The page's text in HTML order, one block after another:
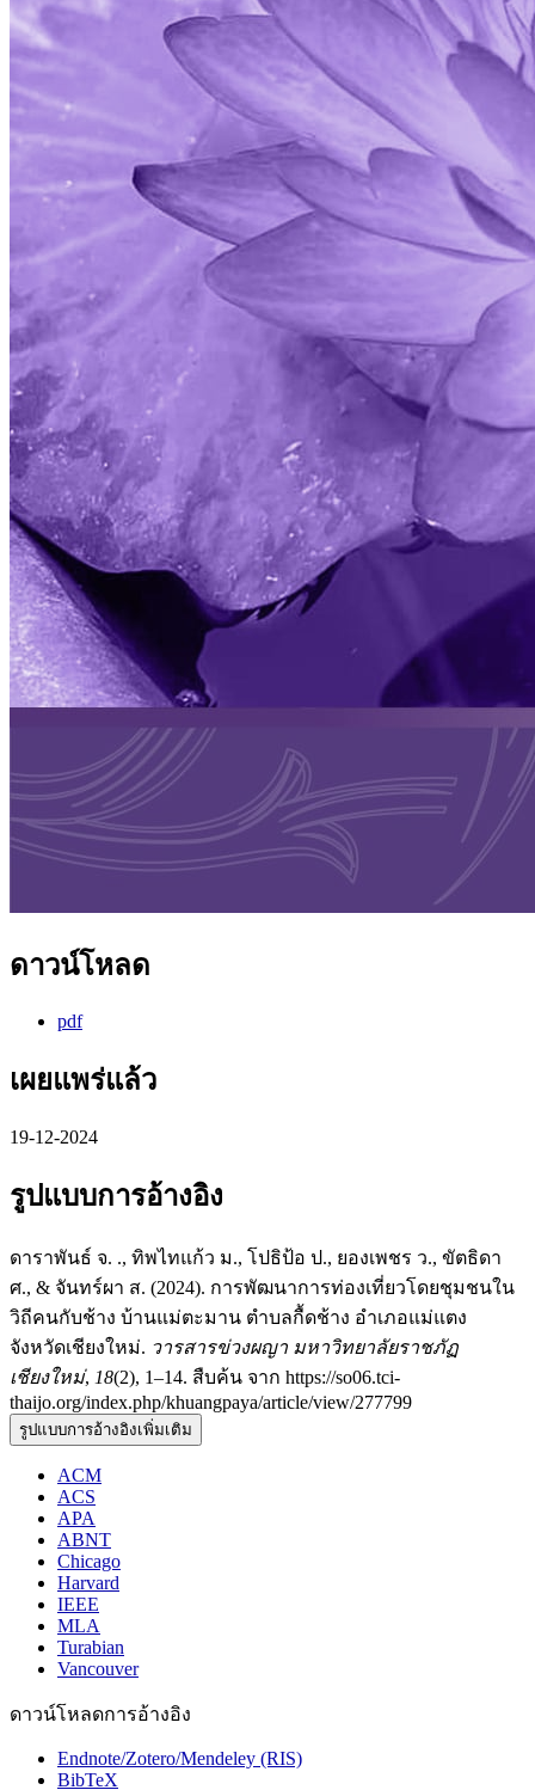
ดาวน์โหลด
pdf
เผยแพร่แล้ว
19-12-2024
รูปแบบการอ้างอิง
ดาราพันธ์ จ. ., ทิพไทแก้ว ม., โปธิป้อ ป., ยองเพชร ว., ขัตธิดา
ศ., & จันทร์ผา ส. (2024). การพัฒนาการท่องเที่ยวโดยชุมชนใน
วิถีคนกับช้าง บ้านแม่ตะมาน ตำบลกื้ดช้าง อำเภอแม่แตง
จังหวัดเชียงใหม่. วารสารข่วงผญา มหาวิทยาลัยราชภัฏ
เชียงใหม่, 18(2), 1–14. สืบค้น จาก https://so06.tci-
thaijo.org/index.php/khuangpaya/article/view/277799
รูปแบบการอ้างอิงเพิ่มเติม
ACM
ACS
APA
ABNT
Chicago
Harvard
IEEE
MLA
Turabian
Vancouver
ดาวน์โหลดการอ้างอิง
Endnote/Zotero/Mendeley (RIS)
BibTeX